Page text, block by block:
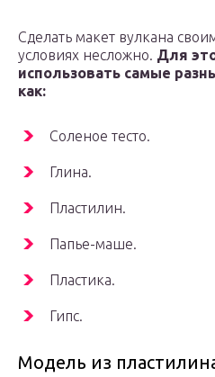
Сделать макет вулкана
условиях несложно. Для
использовать самые
как:
Соленое тесто.
Глина.
Пластилин.
Папье-маше.
Пластика.
Гипс.
Модель из